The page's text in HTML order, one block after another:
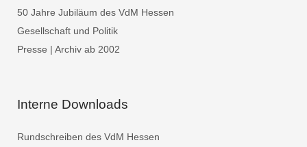
50 Jahre Jubiläum des VdM Hessen
Gesellschaft und Politik
Presse | Archiv ab 2002
Interne Downloads
Rundschreiben des VdM Hessen